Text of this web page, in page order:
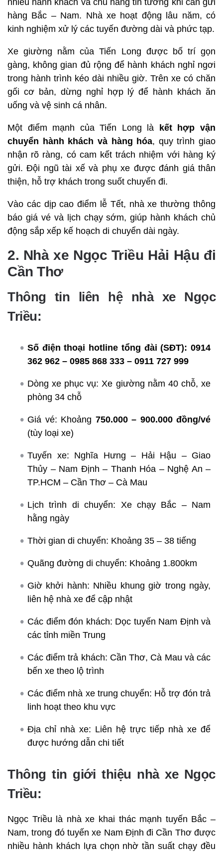
hàng Bắc – Nam. Nhà xe hoạt động lâu năm, có
kinh nghiệm xử lý các tuyến đường dài và phức tạp.
Xe giường nằm của Tiến Long được bố trí gọn
gàng, không gian đủ rộng để hành khách nghỉ ngơi
trong hành trình kéo dài nhiều giờ. Trên xe có chăn
gối cơ bản, dừng nghỉ hợp lý để hành khách ăn
uống và vệ sinh cá nhân.
Một điểm mạnh của Tiến Long là kết hợp vận
chuyển hành khách và hàng hóa, quy trình giao
nhận rõ ràng, có cam kết trách nhiệm với hàng ký
gửi. Đội ngũ tài xế và phụ xe được đánh giá thân
thiện, hỗ trợ khách trong suốt chuyến đi.
Vào các dịp cao điểm lễ Tết, nhà xe thường thông
báo giá vé và lịch chạy sớm, giúp hành khách chủ
động sắp xếp kế hoạch di chuyển dài ngày.
2. Nhà xe Ngọc Triều Hải Hậu đi
Cần Thơ
Thông tin liên hệ nhà xe Ngọc
Triều:
Số điện thoại hotline tổng đài (SĐT): 0914
362 962 – 0985 868 333 – 0911 727 999
Dòng xe phục vụ: Xe giường nằm 40 chỗ, xe
phòng 34 chỗ
Giá vé: Khoảng 750.000 – 900.000 đồng/vé
(tùy loại xe)
Tuyến xe: Nghĩa Hưng – Hải Hậu – Giao
Thủy – Nam Định – Thanh Hóa – Nghệ An –
TP.HCM – Cần Thơ – Cà Mau
Lịch trình di chuyển: Xe chạy Bắc – Nam
hằng ngày
Thời gian di chuyển: Khoảng 35 – 38 tiếng
Quãng đường di chuyển: Khoảng 1.800km
Giờ khởi hành: Nhiều khung giờ trong ngày,
liên hệ nhà xe để cập nhật
Các điểm đón khách: Dọc tuyến Nam Định và
các tỉnh miền Trung
Các điểm trả khách: Cần Thơ, Cà Mau và các
bến xe theo lộ trình
Các điểm nhà xe trung chuyển: Hỗ trợ đón trả
linh hoạt theo khu vực
Địa chỉ nhà xe: Liên hệ trực tiếp nhà xe để
được hướng dẫn chi tiết
Thông tin giới thiệu nhà xe Ngọc
Triều:
Ngọc Triều là nhà xe khai thác mạnh tuyến Bắc –
Nam, trong đó tuyến xe Nam Định đi Cần Thơ được
nhiều hành khách lựa chọn nhờ tần suất chạy đều